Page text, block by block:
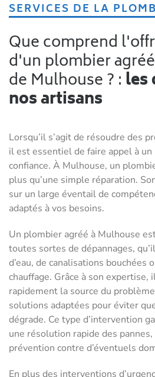
SERVICES DE LA
Que comprend l'offre de services
d'un plombier
de Mulhouse ? : les
nos artisans
Lorsqu’il s’agit de résoudre des
il est essentiel de faire appel à
confiance. À Mulhouse, un
plus qu’une simple réparation.
sur un large éventail de
adaptés à vos besoins.
Un plombier agréé à Mulhouse
toutes sortes de dépannages,
d’eau, de canalisations bouchées
chauffage. Grâce à son
rapidement la source du
solutions adaptées pour éviter
dégrade. Ce type d’intervention
une résolution rapide des
prévention contre d’éventuels
En plus des interventions